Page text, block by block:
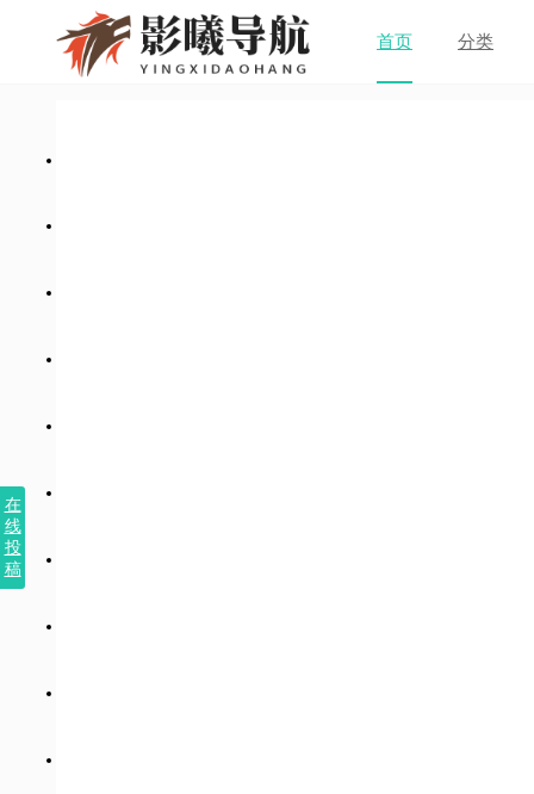
首页 分类
在
线
投
稿